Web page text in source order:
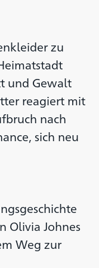
zu
und Gewalt
reagiert mit
nach
sich neu
Olivia Johnes
Weg zur